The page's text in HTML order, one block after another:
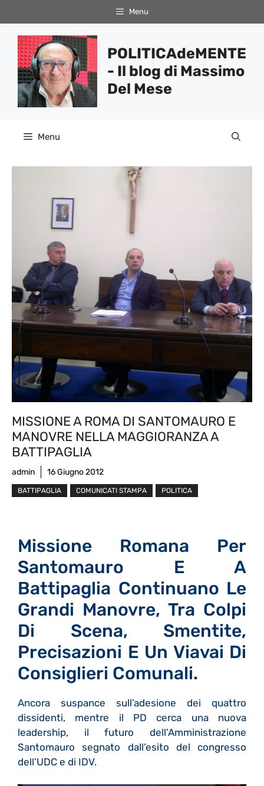
al
contenuto
Menu
POLITICAdeMENTE
- Il blog di Massimo
Del Mese
Menu
MISSIONE A ROMA DI SANTOMAURO E
MANOVRE NELLA MAGGIORANZA A
BATTIPAGLIA
admin 16 Giugno 2012
BATTIPAGLIA COMUNICATI STAMPA POLITICA
Missione Romana Per
Santomauro E A
Battipaglia Continuano Le
Grandi Manovre, Tra Colpi
Di Scena, Smentite,
Precisazioni E Un Viavai Di
Consiglieri Comunali.
Ancora suspance sull’adesione dei quattro
dissidenti, mentre il PD cerca una nuova
leadership, il futuro dell’Amministrazione
Santomauro segnato dall’esito del congresso
dell’UDC e di IDV.